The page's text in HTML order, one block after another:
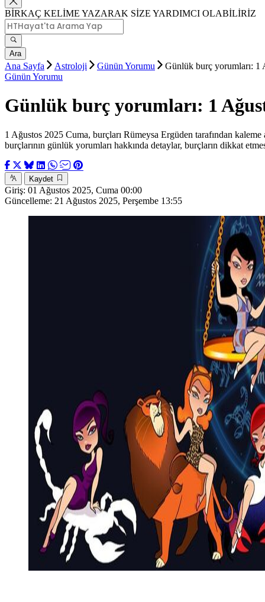
BİRKAÇ KELİME YAZARAK SİZE YARDIMCI OLABİLİRİZ
Ara
Ana Sayfa Astroloji Günün Yorumu
Günlük burç yorumları: 1
Günün Yorumu
Günlük burç yorumları: 1
1 Ağustos 2025 Cuma, burçları Rümeysa Ergüden tarafından
burçlarının günlük yorumları hakkında detaylar, burçların dikkat
Kaydet
Giriş: 01 Ağustos 2025, Cuma 00:00
Güncelleme: 21 Ağustos 2025, Perşembe 13:55